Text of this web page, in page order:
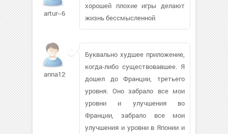
artur--6
хорошей плохие игры делают
жизнь бессмысленной
anna1207110
Буквально худшее приложение,
когда-либо существовавшее. Я
дошел до Франции, третьего
уровня. Оно забрало все мои
уровни и улучшения во
Франции, забрало все мои
улучшения и уровни в Японии и